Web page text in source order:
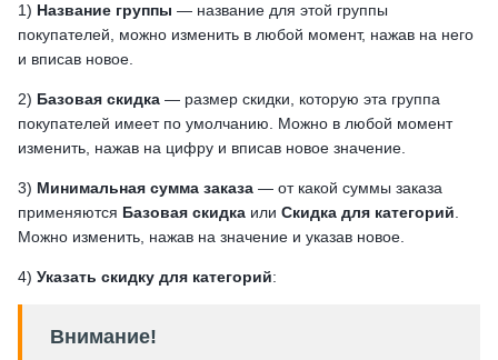
1) Название группы — название для этой группы
покупателей, можно изменить в любой момент, нажав на него
и вписав новое.
2) Базовая скидка — размер скидки, которую эта группа
покупателей имеет по умолчанию. Можно в любой момент
изменить, нажав на цифру и вписав новое значение.
3) Минимальная сумма заказа — от какой суммы заказа
применяются Базовая скидка или Скидка для категорий
Можно изменить, нажав на значение и указав новое.
4) Указать скидку для категорий:
Внимание!